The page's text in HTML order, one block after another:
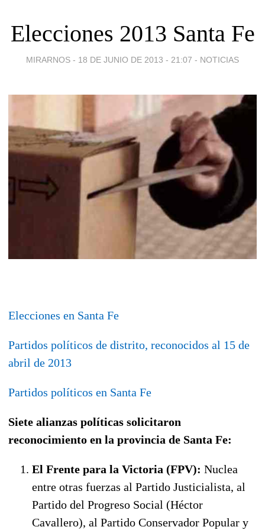
Elecciones 2013 Santa Fe
MIRARNOS - 18 DE JUNIO DE 2013 - 21:07 - NOTICIAS
Elecciones en Santa Fe
Partidos políticos de distrito, reconocidos al 15 de
abril de 2013
Partidos políticos en Santa Fe
Siete alianzas políticas solicitaron
reconocimiento en la provincia de Santa Fe:
El Frente para la Victoria (FPV): Nuclea
entre otras fuerzas al Partido Justicialista, al
Partido del Progreso Social (Héctor
Cavallero), al Partido Conservador Popular y